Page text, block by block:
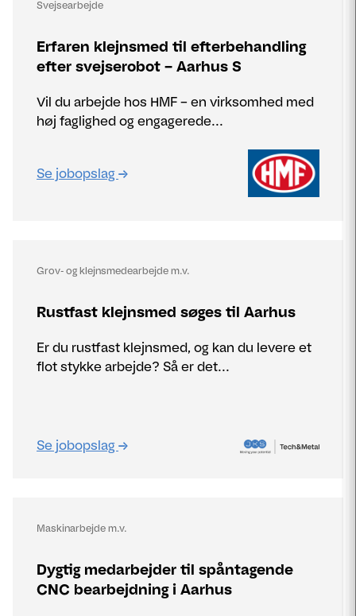
Svejsearbejde
Erfaren klejnsmed til efterbehandling
efter svejserobot – Aarhus S
Vil du arbejde hos HMF – en virksomhed med
høj faglighed og engagerede...
Se jobopslag
Grov- og klejnsmedearbejde m.v.
Rustfast klejnsmed søges til Aarhus
Er du rustfast klejnsmed, og kan du levere et
flot stykke arbejde? Så er det...
Se jobopslag
Maskinarbejde m.v.
Dygtig medarbejder til spåntagende
CNC bearbejdning i Aarhus